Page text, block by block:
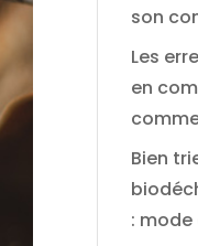
son
Les
en
Bien
: mode